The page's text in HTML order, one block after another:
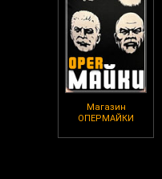
Магазин
ОПЕРМАЙКИ